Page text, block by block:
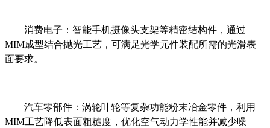
消费电子：智能手机摄像头支架等精密结构件，通过
MIM成型结合抛光工艺，可满足光学元件装配所需的光滑表
面要求。
汽车零部件：涡轮叶轮等复杂功能粉末冶金零件，利用
MIM工艺降低表面粗糙度，优化空气动力学性能并减少噪